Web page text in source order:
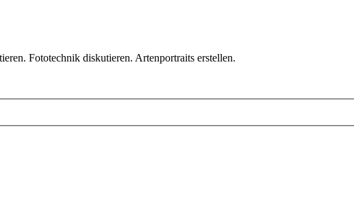
Fototechnik diskutieren. Artenportraits erstellen.